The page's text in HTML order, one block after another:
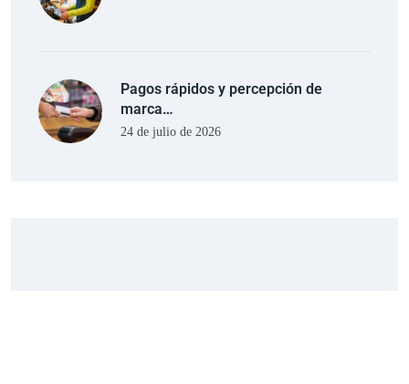
Pagos rápidos y percepción de
marca…
24 de julio de 2026